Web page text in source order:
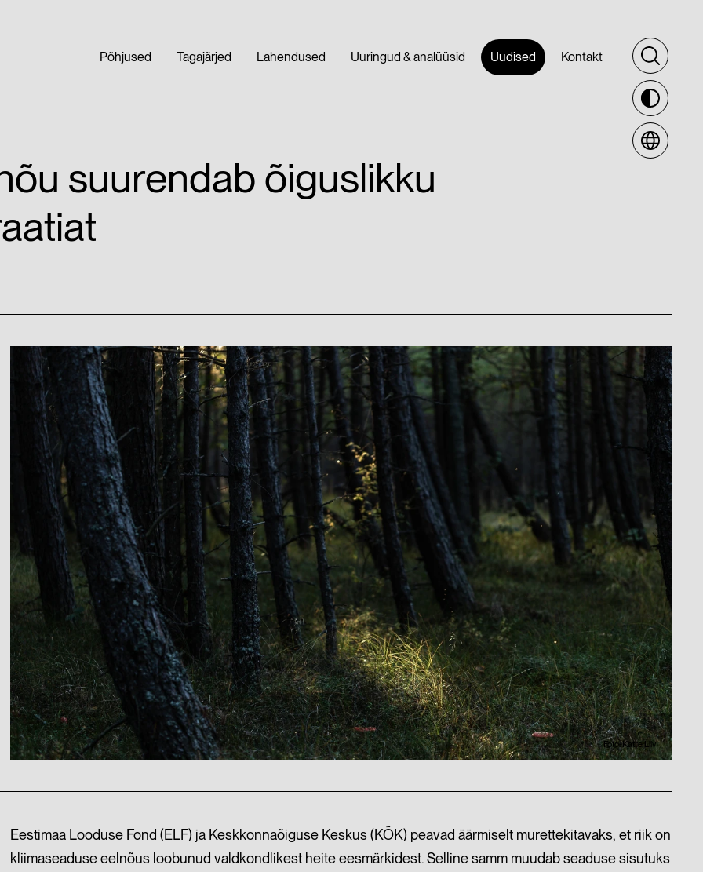
Põhjused Tagajärjed Lahendused Uuringud & analüüsid Uudised Kontakt
suurendab õiguslikku
Foto: Katre Liiv
Eestimaa Looduse Fond (ELF) ja Keskkonnaõiguse Keskus (KÕK) peavad äärmiselt murettekitavaks, et riik on
kliimaseaduse eelnõus loobunud valdkondlikest heite eesmärkidest. Selline samm muudab seaduse sisutuks